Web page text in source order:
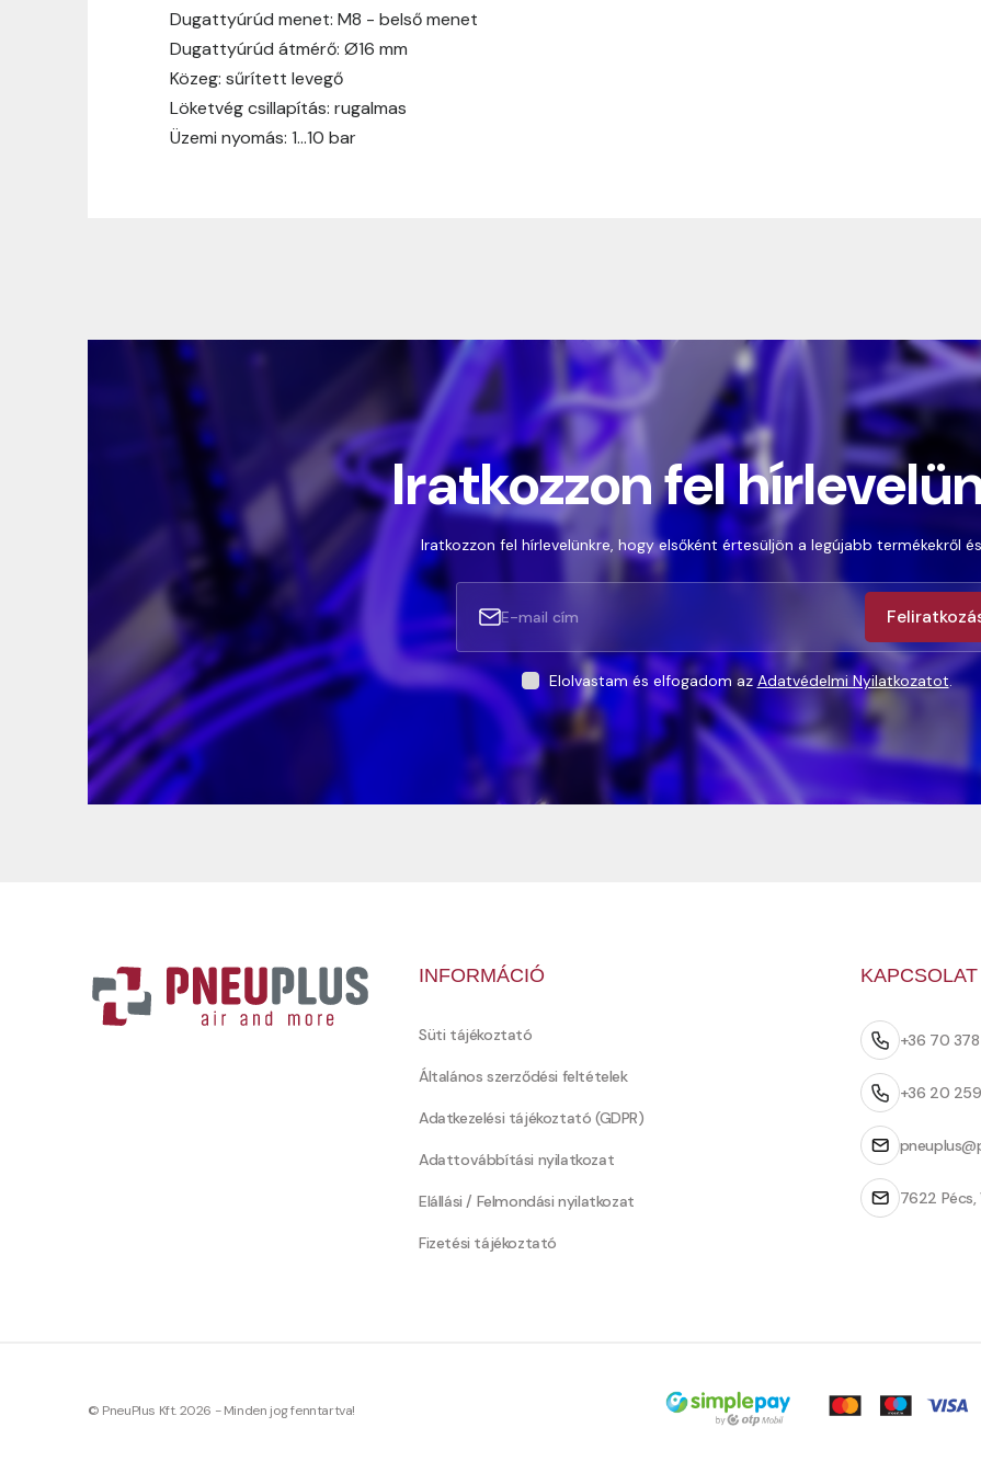
Dugattyúrúd menet: M8 - belső menet
Dugattyúrúd átmérő: Ø16 mm
Közeg: sűrített levegő
Löketvég csillapítás: rugalmas
Üzemi nyomás: 1…10 bar
Iratkozzon fel
Iratkozzon fel hírlevelünkre, hogy elsőként értesüljön a legújabb termékekről
Elolvastam és elfogadom azAdatvédelmi Nyilatkozatot.
INFORMÁCIÓ
Süti tájékoztató
Általános szerződési feltételek
Adatkezelési tájékoztató (GDPR)
Adattovábbítási nyilatkozat
Elállási / Felmondási nyilatkozat
Fizetési tájékoztató
KAPCSOLAT
+36 70
+36 20
7622 Pécs,
© PneuPlus Kft. 2026 - Minden jog fenntartva!